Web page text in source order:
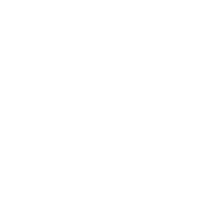
させていただ
き作成されるも
をご了承くださ
です。
ありません。
ず変更すること
1000ppm以下、
下、フタル酸ジブチ
) : 1000ppm、
貨物等」とい
可)を取得する
要な手段を講じ